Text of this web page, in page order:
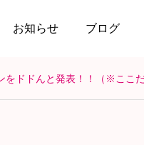
お知らせ ブログ
をドドんと発表！！（※ここだ